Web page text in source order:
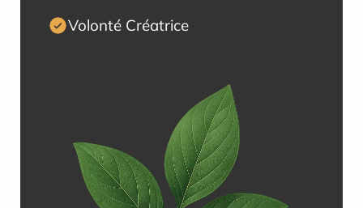
Volonté Créatrice